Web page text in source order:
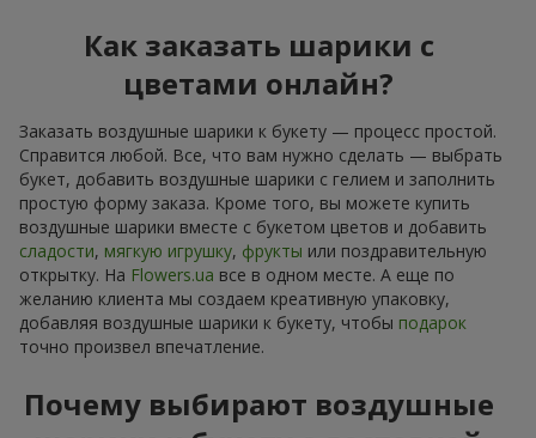
Как заказать шарики с
цветами онлайн?
Заказать воздушные шарики к букету — процесс простой.
Справится любой. Все, что вам нужно сделать — выбрать
букет, добавить воздушные шарики с гелием и заполнить
простую форму заказа. Кроме того, вы можете купить
воздушные шарики вместе с букетом цветов и добавить
сладости, мягкую игрушку, фрукты или поздравительную
открытку. На Flowers.ua все в одном месте. А еще по
желанию клиента мы создаем креативную упаковку,
добавляя воздушные шарики к букету, чтобы подарок
точно произвел впечатление.
Почему выбирают воздушные